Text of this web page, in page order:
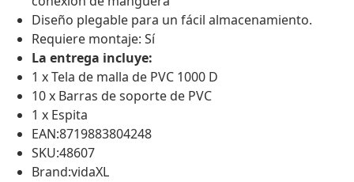
Diseño plegable para un fácil almacenamiento.
Requiere montaje: Sí
La entrega incluye:
1 x Tela de malla de PVC 1000 D
10 x Barras de soporte de PVC
1 x Espita
EAN:8719883804248
SKU:48607
Brand:vidaXL